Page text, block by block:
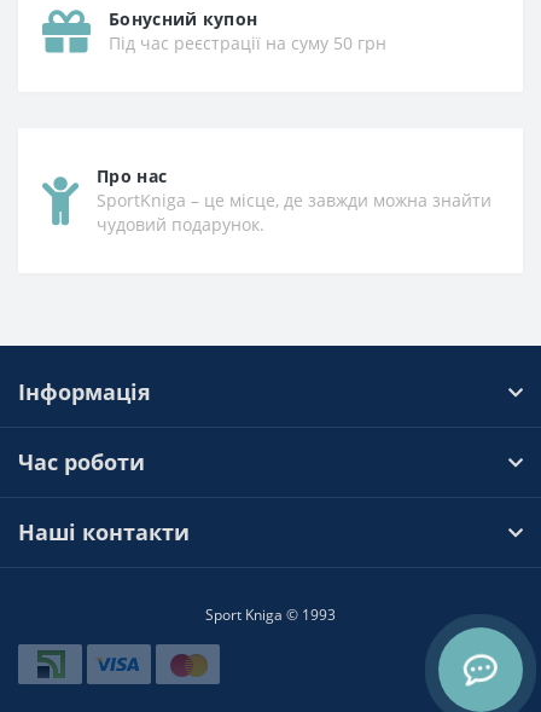
Бонусний купон
Під час реєстрації на суму 50 грн
Про нас
SportKniga – це місце, де завжди можна знайти
чудовий подарунок.
Інформація
Час роботи
Наші контакти
Sport Kniga © 1993